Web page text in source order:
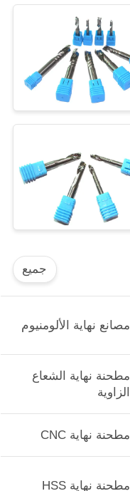
جميع
مصانع نهاية الألومنيوم
مطحنة نهاية الشعاع
الزاوية
مطحنة نهاية CNC
مطحنة نهاية HSS